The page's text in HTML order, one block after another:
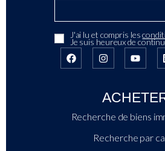
J'ai lu et compris les
Je suis heureux de
Recherche de biens
Recherche par